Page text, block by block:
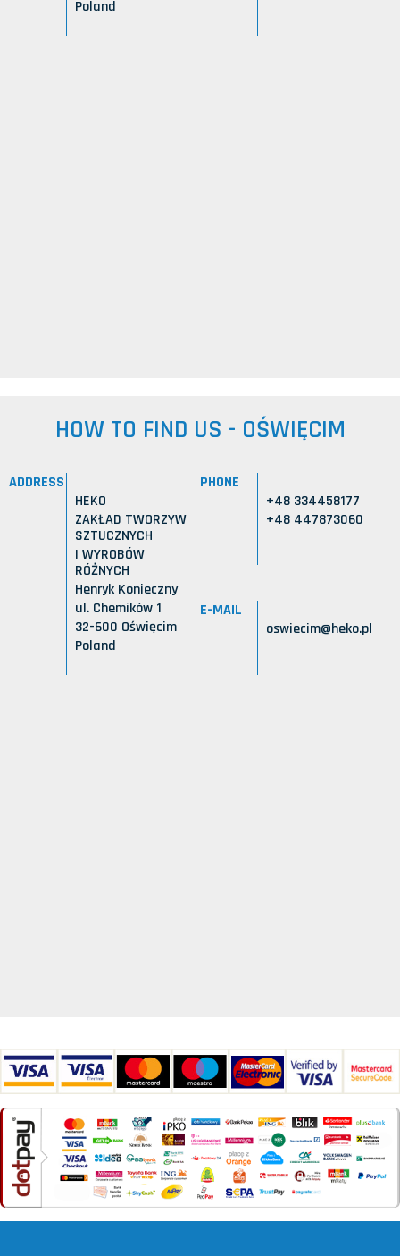
Poland
HOW TO FIND US - OŚWIĘCIM
ADDRESS
HEKO
ZAKŁAD TWORZYW
SZTUCZNYCH
I WYROBÓW
RÓŻNYCH
Henryk Konieczny
ul. Chemików 1
32-600 Oświęcim
Poland
PHONE
+48 334458177
+48 447873060
E-MAIL
oswiecim@heko.pl